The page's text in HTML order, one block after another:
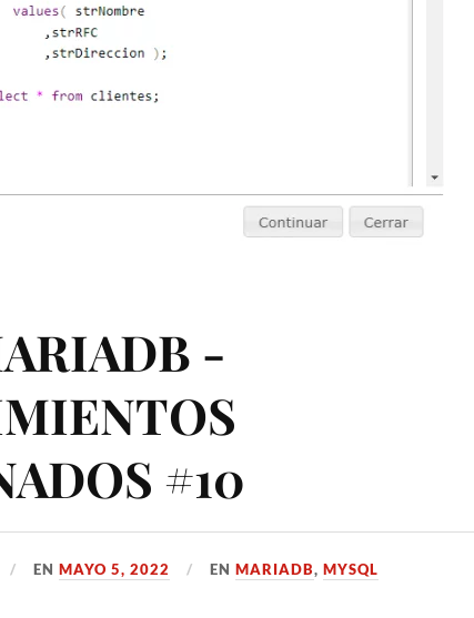
-
#10
ENMAYO 5, 2022 ENMARIADB,MYSQL